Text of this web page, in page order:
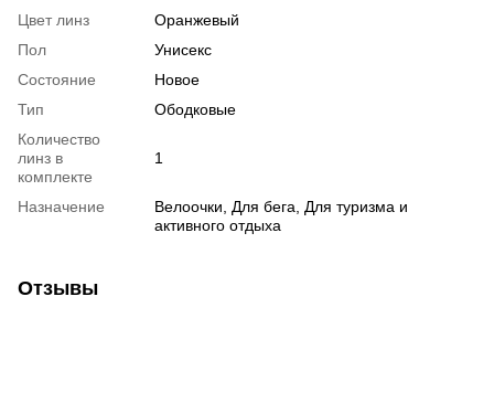
Цвет линз
Оранжевый
Пол
Унисекс
Состояние
Новое
Тип
Ободковые
Количество
линз в
комплекте
1
Назначение
Велоочки, Для бега, Для туризма и
активного отдыха
Отзывы